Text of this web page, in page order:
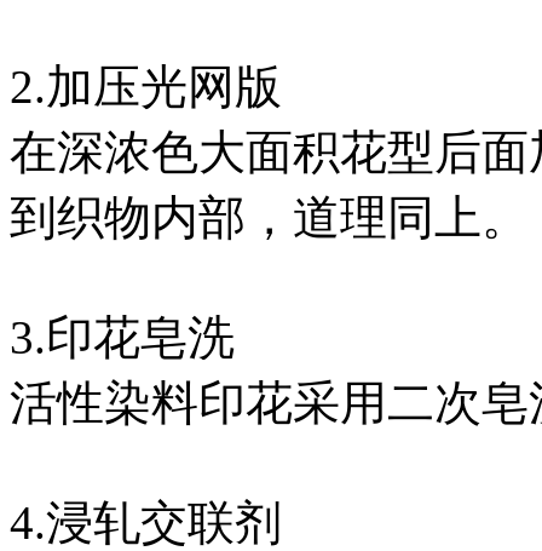
2.加压光网版
在深浓色大面积花型后
到织物内部，道理同上。
3.印花皂洗
活性染料印花采用二次皂
4.浸轧交联剂